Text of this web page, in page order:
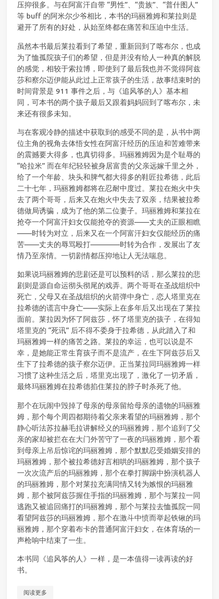
压抑很多。与在阿富汗自带 “男性”、“贵族”、“普什图人”
等 buff 的阿米尔少爷相比，本书的玛丽雅姆和莱拉则是
避开了所有的好处，从始至终都在痛苦和压迫中生活。
虽然本书最后莱拉看到了希望，重新回到了喀布尔，也成
为了恤孤院孩子们的希望，但是并没有给人一种真的解脱
的感觉，相较于索拉博，即使到了最后我也并不觉得阿兹
莎和察尔迈伊能从此过上正常孩子的生活，故事结束时的
时间背景是 911 事件之后，与《追风筝的人》基本相
同，可本书的两个孩子最后又跟着妈妈回到了喀布尔，未
来还有很多未知。
与在客观冷静的描述中获取到的感受不同的是，从书中两
位主角的视角去体悟女性在阿富汗经历的压迫和苦难带来
的震撼要大得多，也真切得多。玛丽雅姆因为是个耻辱的
“哈拉米” 而在年纪轻轻被身居富贵的父亲远嫁千里之外，
给了一个年龄、块头和脾气都大得多的鞋匠拉希德，此后
二十七年，玛丽雅姆都将在忍耐中度过。莱拉在炮火中失
去了两个哥哥，后来又在炮火中失去了双亲，结果被拉希
德做局诱骗，成为了他的第二位妻子。玛丽雅姆和莱拉在
抢夺一个阿富汗妇女仅能抢夺的资源——丈夫的正眼相瞧
——时转为对立，后来又在一个阿富汗妇女仅能经历的痛
苦——丈夫的辱骂殴打————时转为合作，发展出了友
情乃至亲情。一切剧情都压抑地让人无法喘息。
如果说玛丽雅姆的悲剧还是可以预料的话，那么莱拉的悲
剧则是源自命运彻头彻尾的戏弄。两个哥哥在圣战组织中
死亡，父母又在圣战组织的火箭弹中身亡，恋人塔里克在
拉希德的谎言中身亡——实际上在多年后又出现在了莱拉
面前。莱拉因为怀了阿兹莎，怀了塔里克的孩子，在得知
塔里克的 “死讯” 后不得不委身于拉希德，从此踏入了和
玛丽雅姆一样的痛苦之路。莱拉的幸运，也可以说是不
幸，是她能正常生育孩子而不是流产，在生下阿兹莎后又
生下了拉希德的孩子察尔迈伊。正当莱拉同玛丽雅姆一样
习惯了这种生活之后，塔里克出现了，激化了一切矛盾，
最终玛丽雅姆在拉希德掐住莱拉的脖子时杀死了他。
那个在玩闹中毁掉了母亲的母亲留给母亲的遗物的玛丽雅
姆，那个每个周四都期待着父亲来看望的玛丽雅姆，那个
静心听法苏拉赫毛拉讲解经义的玛丽雅姆，那个追到了父
亲的家却被拦在在大门外苦守了一夜的玛丽雅姆，那个看
到母亲上吊后惊诧的玛丽雅姆，那个默默忍受婚姻安排的
玛丽雅姆，那个被拉希德好言相哄的玛丽雅姆，那个孩子
一次次流产后的玛丽雅姆，那个在拳打脚踢中扮演机器人
的玛丽雅姆，那个对莱拉充满同情又转为嫉恨的玛丽雅
姆，那个被阿兹莎握住手指的玛丽雅姆，那个与莱拉一同
逃跑又被追回痛打的玛丽雅姆，那个与莱拉去恤孤院一同
看望阿兹莎的玛丽雅姆，那个在激斗中愤而举起铁锹的玛
丽雅姆，那个穿着布卡的普通阿富汗妇女，在体育场的一
声枪响中结束了一生。
本书同《追风筝的人》一样，是一本值得一读再读的好
书。
阅读更多